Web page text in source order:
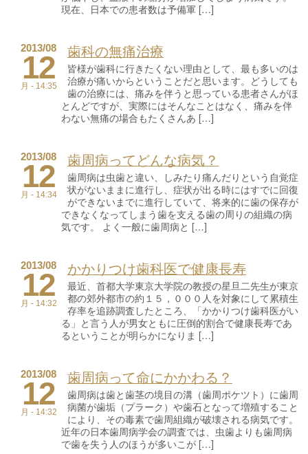
現在、日本での患者数は予備軍 […]
2013/08
12
月 - 14:35
歯科の無痛治療
皆様が歯科に行きたくない理由として、最も多いのは
治療が痛いからということだと思います。どうしても
歯の治療には、痛みを伴うと思っている患者さんがほ
とんどですが、実際にはそんなことはなく、痛みを伴
わない無痛の場合もたくさんあ […]
2013/08
12
月 - 14:34
歯周病ってどんな病気？
歯周病は虫歯と違い、しみたり痛んだりという自覚症
状がないままに進行し、症状が出る時にはすでに回復
ができないまでに進行していて、将来的に歯の保存が
できなくなってしまう歯を支える歯の周りの組織の病
気です。 よく一般に歯周病と […]
2013/08
12
月 - 14:32
かかりつけ歯科医で健康長寿
最近、首都大学東京大学院の教授の星旦二先生が東京
都の郊外都市の約１５，０００人を対象にして累積生
存率を追跡調査したところ、「かかりつけ歯科医がい
る」と言う人が男女ともに圧倒的割合で健康長寿であ
るということが明らかになりま […]
2013/08
12
月 - 14:32
歯周病って命にかかわる？
歯周病は歯と歯茎の境目の溝（歯周ポケツト）に歯周
病菌が歯垢（プラーク）や歯石となって増殖すること
により、その毒素で歯周組織が破壊される病気です。
近年の日本歯周病学会の調査では、虫歯よりも歯周病
で歯を失う人のほうが多いこが […]